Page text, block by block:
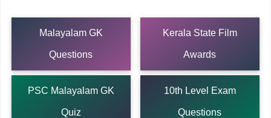
Malayalam GK
Questions
Kerala State Film
Awards
PSC Malayalam GK
Quiz
10th Level Exam
Questions